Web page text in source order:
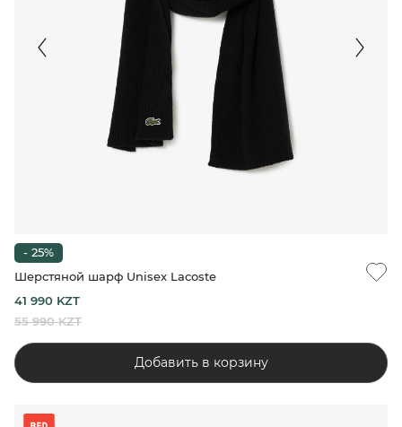
- 25%
Шерстяной шарф Unisex Lacoste
41 990 KZT
55 990 KZT
Добавить в корзину